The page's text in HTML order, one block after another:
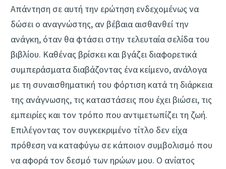
Απάντηση σε αυτή την ερώτηση ενδεχομένως να
δώσει ο αναγνώστης, αν βέβαια αισθανθεί την
ανάγκη, όταν θα φτάσει στην τελευταία σελίδα του
βιβλίου. Καθένας βρίσκει και βγάζει διαφορετικά
συμπεράσματα διαβάζοντας ένα κείμενο, ανάλογα
με τη συναισθηματική του φόρτιση κατά τη διάρκεια
της ανάγνωσης, τις καταστάσεις που έχει βιώσει, τις
εμπειρίες και τον τρόπο που αντιμετωπίζει τη ζωή.
Επιλέγοντας τον συγκεκριμένο τίτλο δεν είχα
πρόθεση να καταφύγω σε κάποιον συμβολισμό που
να αφορά τον δεσμό των ηρώων μου. Ο ανίατος